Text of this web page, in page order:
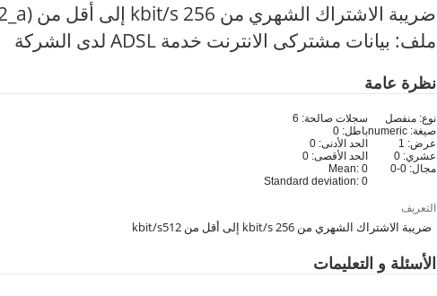
ضريبة الاشتراك الشهري من kbit/s 256 إلى أقل من kbit/s512 (q42_a)
ملف: بيانات مشتركى الانترنت خدمة ADSL لدى الشركة
نظرة عامة
نوع: منفصل
صيغة: numeric
عرض: 1
عشري: 0
مجال: 0-0
سجلات صالحة: 6
باطل: 0
الحد الأدنى: 0
الحد الأقصى: 0
Mean: 0
Standard deviation: 0
التعريف
ضريبة الاشتراك الشهري من kbit/s 256 إلى أقل من kbit/s512
الأسئلة و التعليمات